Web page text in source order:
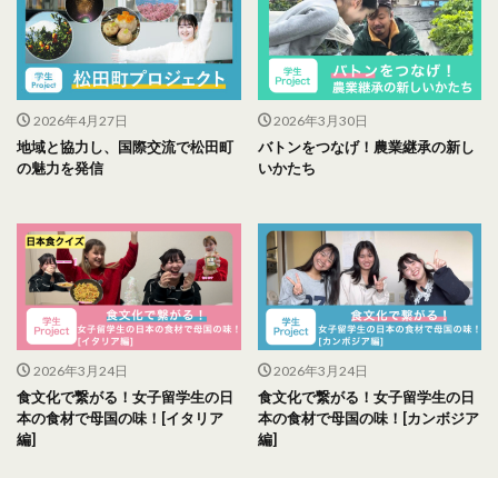
2026年4月27日
地域と協力し、国際交流で松田町
の魅力を発信
2026年3月30日
バトンをつなげ！農業継承の新し
いかたち
2026年3月24日
食文化で繋がる！女子留学生の日
本の食材で母国の味！[イタリア
編]
2026年3月24日
食文化で繋がる！女子留学生の日
本の食材で母国の味！[カンボジア
編]